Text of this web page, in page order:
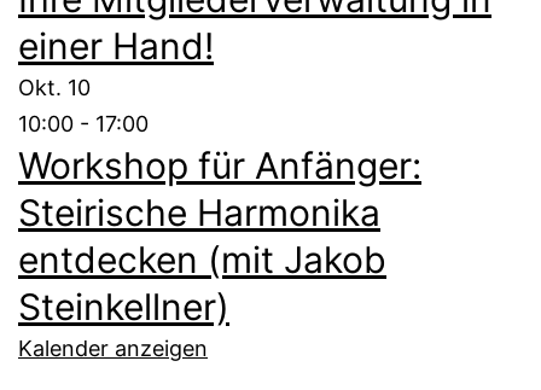
einer Hand!
Okt. 10
10:00 - 17:00
Workshop für Anfänger:
Steirische Harmonika
entdecken (mit Jakob
Steinkellner)
Kalender anzeigen